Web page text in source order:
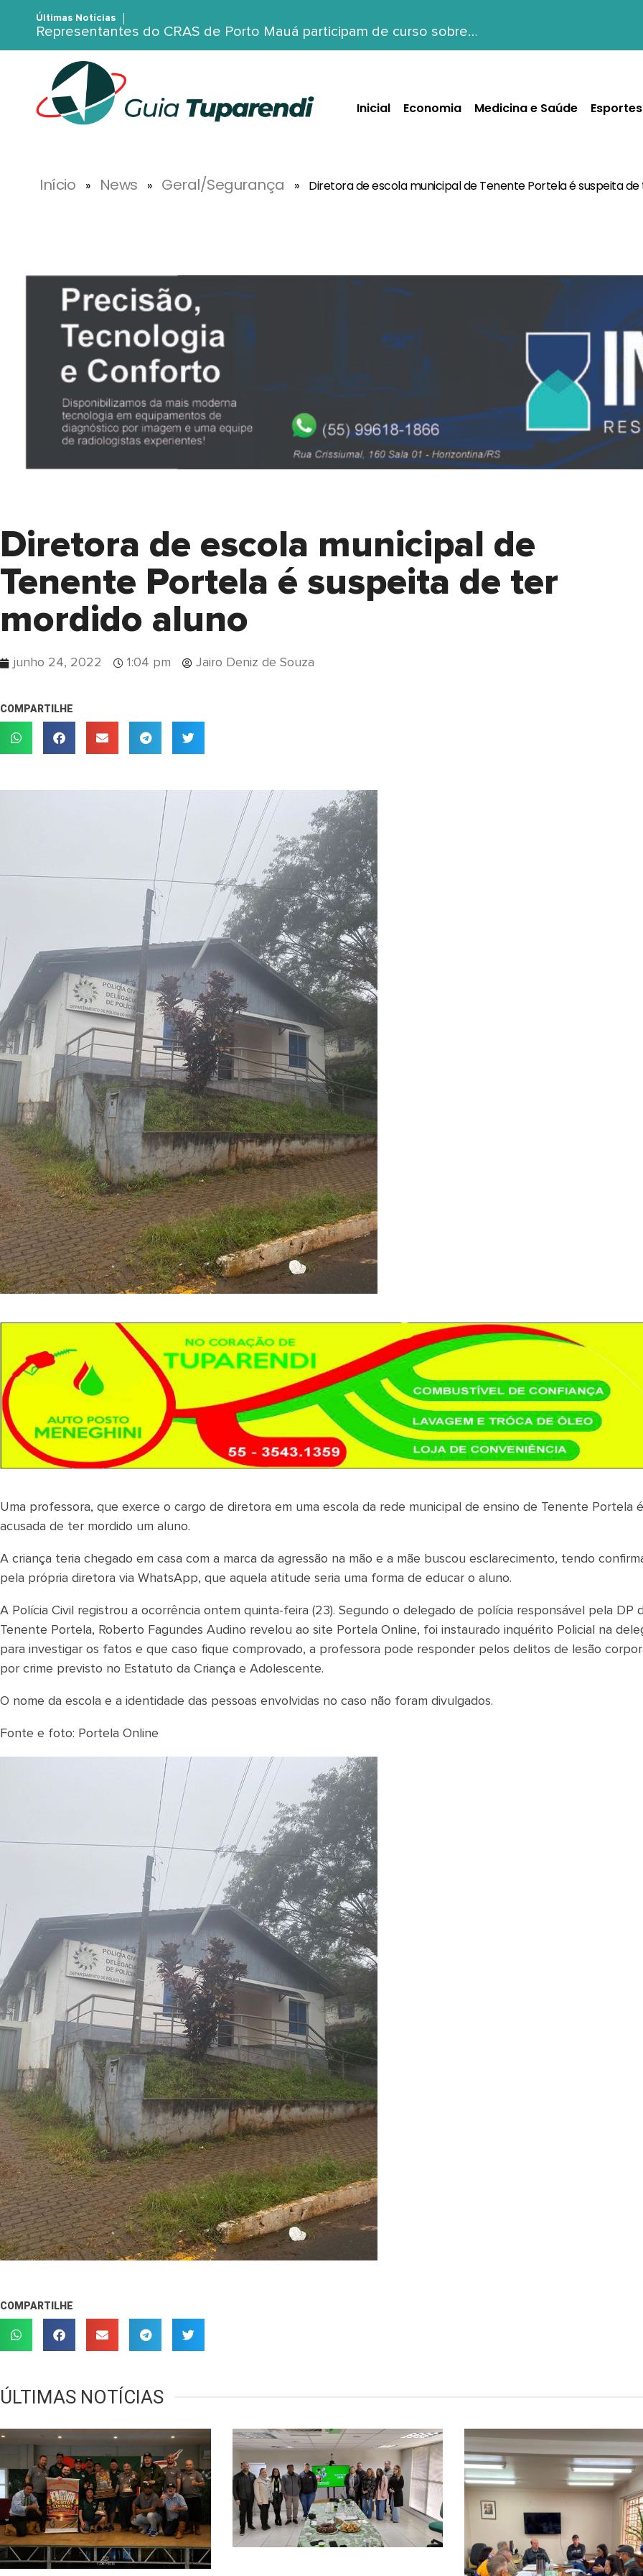
Últimas Notícias
Representantes do CRAS de Porto Mauá participam de curso sobre…
Inicial Economia Medicina e Saúde Esportes
Início » News » Geral/Segurança » Diretora de escola municipal de Tenente Portela é suspeita
Diretora de escola municipal de
Tenente Portela é suspeita de ter
mordido aluno
junho 24, 2022 1:04 pm Jairo Deniz de Souza
COMPARTILHE
Uma professora, que exerce o cargo de diretora em uma escola da rede municipal de ensino de Tenente Portela é
acusada de ter mordido um aluno.
A criança teria chegado em casa com a marca da agressão na mão e a mãe buscou esclarecimento, tendo
pela própria diretora via WhatsApp, que aquela atitude seria uma forma de educar o aluno.
A Polícia Civil registrou a ocorrência ontem quinta-feira (23). Segundo o delegado de polícia responsável pela DP
Tenente Portela, Roberto Fagundes Audino revelou ao site Portela Online, foi instaurado inquérito Policial na
para investigar os fatos e que caso fique comprovado, a professora pode responder pelos delitos de lesão
por crime previsto no Estatuto da Criança e Adolescente.
O nome da escola e a identidade das pessoas envolvidas no caso não foram divulgados.
Fonte e foto: Portela Online
COMPARTILHE
ÚLTIMAS NOTÍCIAS